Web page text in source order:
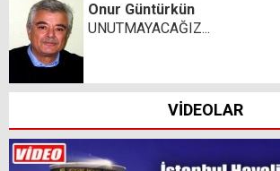
Onur Güntürkün
UNUTMAYACAĞIZ...
VİDEOLAR